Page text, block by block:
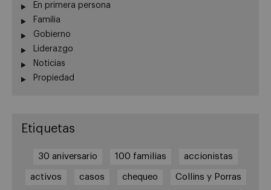
En primera persona
Familia
Gobierno
Liderazgo
Noticias
Propiedad
Etiquetas
30 aniversario 100 familias accionistas
activos casos chequeo Collins y Porras